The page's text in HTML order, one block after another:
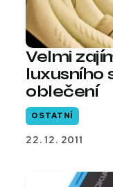
Velmi
luxusního
oblečení
OSTATNÍ
22. 12. 2011